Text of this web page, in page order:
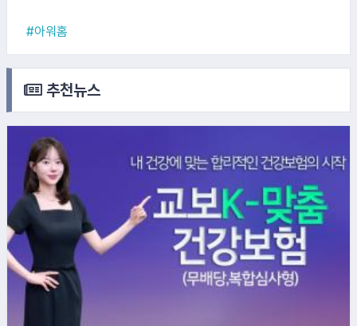
#아워홈
추천뉴스
SK그룹
LS그룹